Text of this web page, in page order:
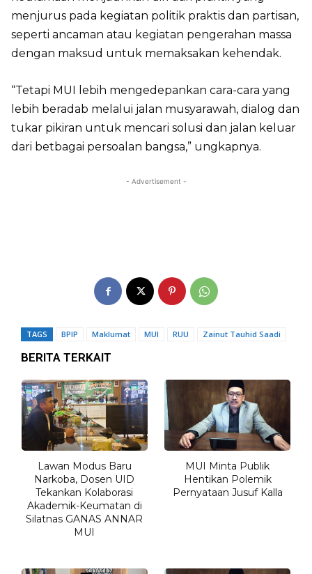
menjurus pada kegiatan politik praktis dan partisan,
seperti ancaman atau kegiatan pengerahan massa
dengan maksud untuk memaksakan kehendak.
“Tetapi MUI lebih mengedepankan cara-cara yang
lebih beradab melalui jalan musyarawah, dialog dan
tukar pikiran untuk mencari solusi dan jalan keluar
dari betbagai persoalan bangsa,” ungkapnya.
- Advertisement -
TAGS BPIP Maklumat MUI RUU Zainut Tauhid Saadi
BERITA TERKAIT
Lawan Modus Baru
Narkoba, Dosen UID
Tekankan Kolaborasi
Akademik-Keumatan di
Silatnas GANAS ANNAR
MUI
MUI Minta Publik
Hentikan Polemik
Pernyataan Jusuf Kalla